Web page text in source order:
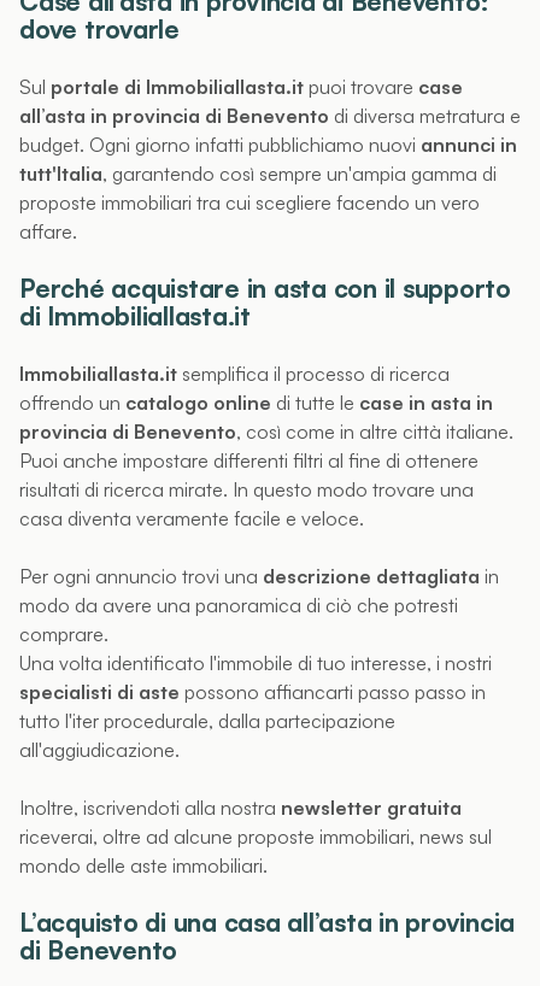
dove trovarle
Sul portale di Immobiliallasta.it puoi trovare case
all’asta in provincia di Benevento di diversa metratura e
budget. Ogni giorno infatti pubblichiamo nuovi annunci in
tutt'Italia, garantendo così sempre un'ampia gamma di
proposte immobiliari tra cui scegliere facendo un vero
affare.
Perché acquistare in asta con il supporto
di Immobiliallasta.it
Immobiliallasta.it semplifica il processo di ricerca
offrendo un catalogo online di tutte le case in asta in
provincia di Benevento, così come in altre città italiane.
Puoi anche impostare differenti filtri al fine di ottenere
risultati di ricerca mirate. In questo modo trovare una
casa diventa veramente facile e veloce.
Per ogni annuncio trovi una descrizione dettagliata in
modo da avere una panoramica di ciò che potresti
comprare.
Una volta identificato l'immobile di tuo interesse, i nostri
specialisti di aste possono affiancarti passo passo in
tutto l'iter procedurale, dalla partecipazione
all'aggiudicazione.
Inoltre, iscrivendoti alla nostra newsletter gratuita
riceverai, oltre ad alcune proposte immobiliari, news sul
mondo delle aste immobiliari.
L’acquisto di una casa all’asta in provincia
di Benevento